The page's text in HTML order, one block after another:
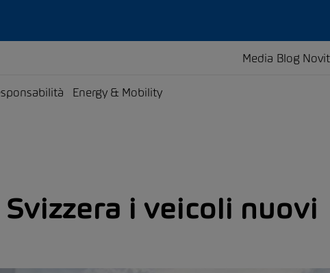
Media Blog
Energy & Mobility
i veicoli nuovi